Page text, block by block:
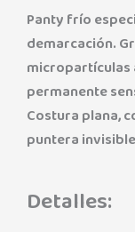
Panty frío
demarcación.
micropartículas
permanente
Costura plana,
puntera
Detalles: